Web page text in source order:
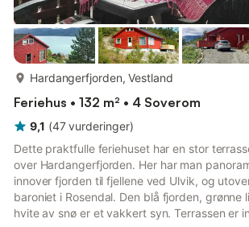
Hardangerfjorden, Vestland
Feriehus • 132 m² • 4 Soverom
9,1 (47 vurderinger)
Dette praktfulle feriehuset har en stor
over Hardangerfjorden. Her har man
innover fjorden til fjellene ved Ulvik, og
baroniet i Rosendal. Den blå fjorden, grønne
hvite av snø er et vakkert syn. Terrassen er